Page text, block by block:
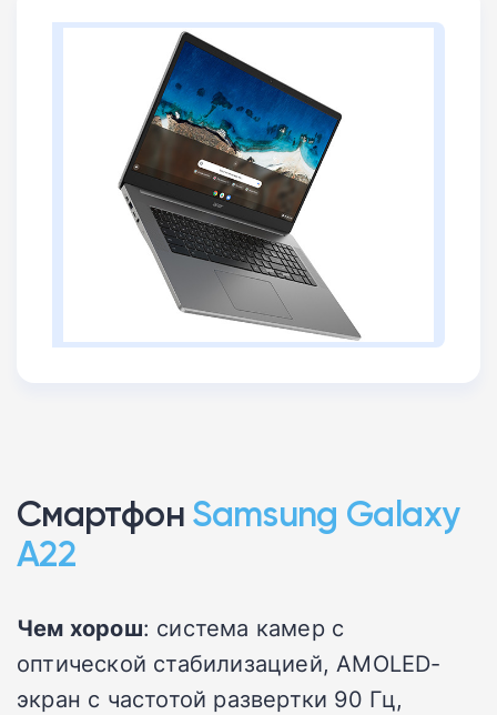
Смартфон Samsung Galaxy
A22
Чем хорош: система камер с
оптической стабилизацией, AMOLED-
экран с частотой развертки 90 Гц,